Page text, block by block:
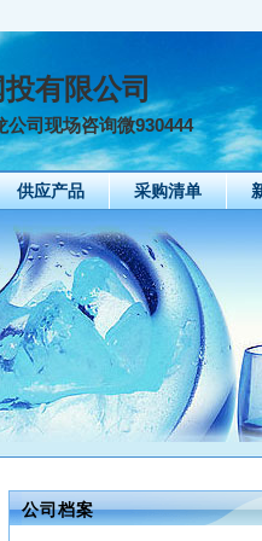
有限公司
司现场咨询微930444
供应产品 采购清单
公司档案